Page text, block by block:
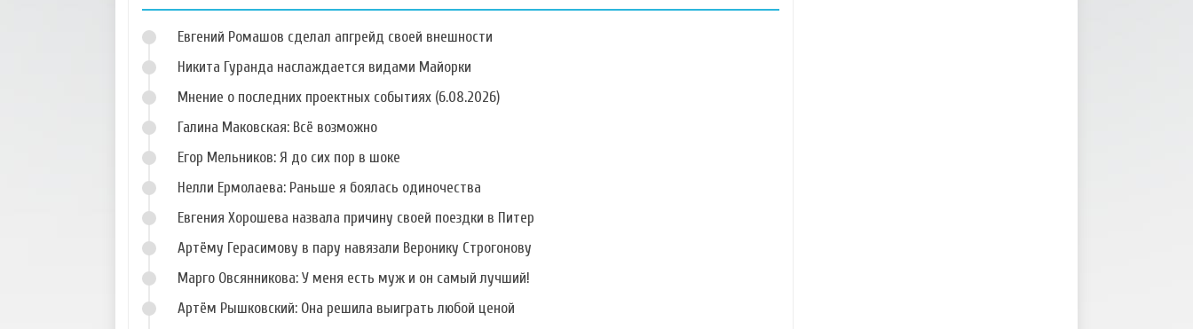
Фото Николая
Горбулина
Фото Дарьи
Дударевой
Фото Анастасии
Ворман
Фото Елизаветы
Шароха
Фото Юлии
Щаулиной
Евгений Ромашов сделал апгрейд своей внешности
Никита Гуранда наслаждается видами Майорки
Мнение о последних проектных событиях (6.08.2026)
Галина Маковская: Всё возможно
Егор Мельников: Я до сих пор в шоке
Нелли Ермолаева: Раньше я боялась одиночества
Евгения Хорошева назвала причину своей поездки в Питер
Артёму Герасимову в пару навязали Веронику Строгонову
Марго Овсянникова: У меня есть муж и он самый лучший!
Артём Рышковский: Она решила выиграть любой ценой